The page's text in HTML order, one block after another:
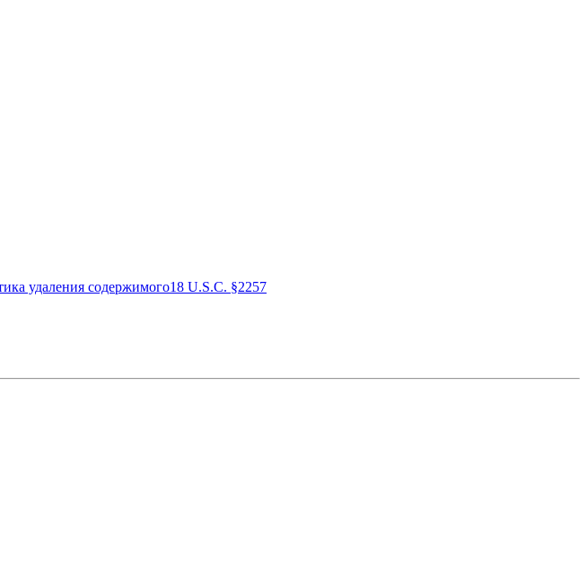
удаления содержимого18 U.S.C. §2257